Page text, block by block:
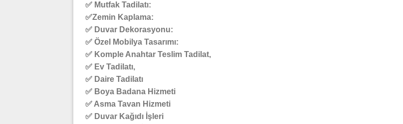
✅ Mutfak Tadilatı:
✅Zemin Kaplama:
✅ Duvar Dekorasyonu:
✅ Özel Mobilya Tasarımı:
✅ Komple Anahtar Teslim Tadilat,
✅ Ev Tadilatı,
✅ Daire Tadilatı
✅ Boya Badana Hizmeti
✅ Asma Tavan Hizmeti
✅ Duvar Kağıdı İşleri